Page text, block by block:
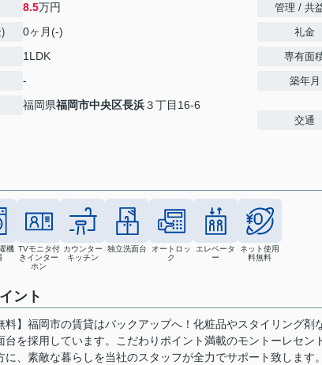
8.5万円
0ヶ月(-)
1LDK
-
福岡県福岡市中央区長浜３丁目16-6
管理 / 共
礼金
専有面
築年月
交通
機 TVモニタ付
きインター
ホン
カウンター
キッチン
独立洗面台
オートロッ
ク
エレベータ
ー
ネット使用
料無料
ント
料】福岡市の賃貸はバックアップへ！化粧品やスタイリング
台を採用しています。こだわりポイント満載のモントーレセ
に、素敵な暮らしを当社のスタッフが全力でサポート致しま